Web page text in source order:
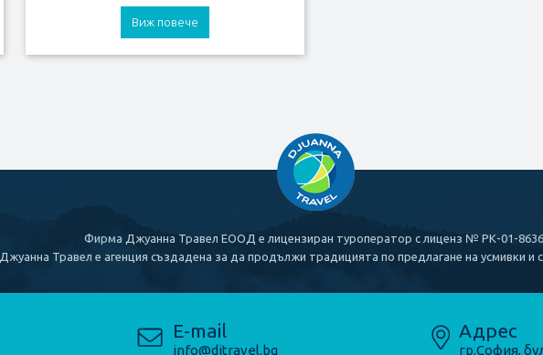
Виж повече
Фирма Джуанна Травел ЕООД е лицензиран туроператор с лиценз № РК-01-
Джуанна Травел е агенция създадена за да продължи традицията по предлагане на усмивки и
E-mail
info@djtravel.bg
Адрес
гр.София,